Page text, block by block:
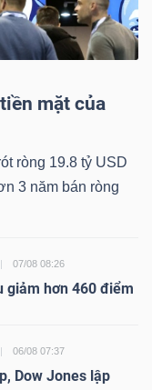
mặt của
ròng 19.8 tỷ USD
3 năm bán ròng
07/08 08:26
giảm hơn 460 điểm
06/08 07:37
Dow Jones lập